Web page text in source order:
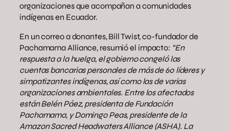
organizaciones que acompañan a comunidades
indígenas en Ecuador.
En un correo a donantes, Bill Twist, co-fundador de
Pachamama Alliance, resumió el impacto: “En
respuesta a la huelga, el gobierno congeló las
cuentas bancarias personales de más de 60 líderes y
simpatizantes indígenas, así como las de varias
organizaciones ambientales. Entre los afectados
están Belén Páez, presidenta de Fundación
Pachamama, y Domingo Peas, presidente de la
Amazon Sacred Headwaters Alliance (ASHA). La